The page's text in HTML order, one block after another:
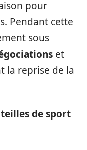
pour
Pendant cette
sous
et
la reprise de la
de sport